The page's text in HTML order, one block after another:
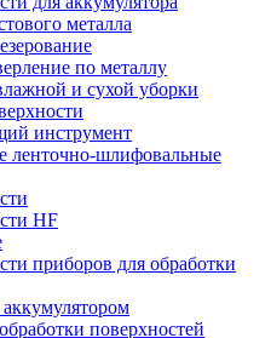
металла
по металлу
и сухой уборки
инструмент
ленточно-шлифовальные
HF
приборов для обработки
поверхностей